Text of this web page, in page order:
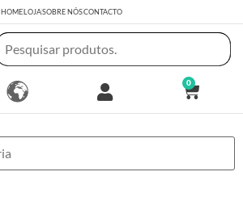
HOMELOJASOBRE NÓSCONTACTO
0